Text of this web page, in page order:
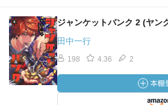
ジャンケットバンク 2 (ヤン
田中一行
198 4.36 2